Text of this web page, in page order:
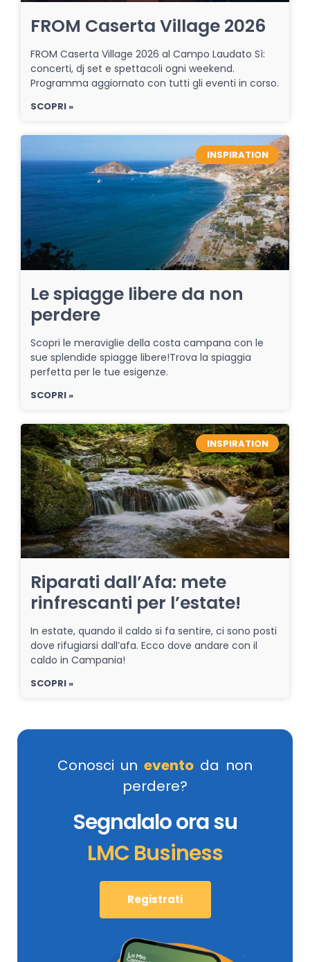
FROM Caserta Village 2026
FROM Caserta Village 2026 al Campo Laudato Sì:
concerti, dj set e spettacoli ogni weekend.
Programma aggiornato con tutti gli eventi in corso.
SCOPRI »
INSPIRATION
Le spiagge libere da non
perdere
Scopri le meraviglie della costa campana con le
sue splendide spiagge libere!Trova la spiaggia
perfetta per le tue esigenze.
SCOPRI »
INSPIRATION
Riparati dall’Afa: mete
rinfrescanti per l’estate!
In estate, quando il caldo si fa sentire, ci sono posti
dove rifugiarsi dall’afa. Ecco dove andare con il
caldo in Campania!
SCOPRI »
Conosci un evento da non
perdere?
Segnalalo ora su
LMC Business
Registrati